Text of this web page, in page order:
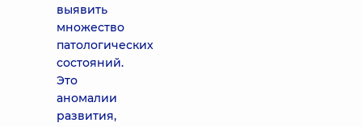
выявить
множество
патологических
состояний.
Это
аномалии
развития,